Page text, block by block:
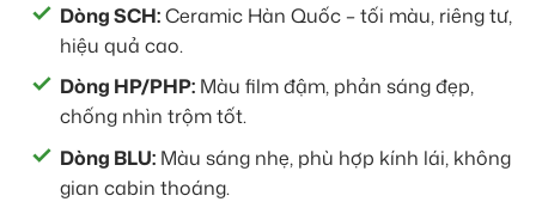
Dòng SCH:Ceramic Hàn Quốc – tối màu, riêng tư,
hiệu quả cao.
Dòng HP/PHP: Màu film đậm, phản sáng đẹp,
chống nhìn trộm tốt.
Dòng BLU: Màu sáng nhẹ, phù hợp kính lái, không
gian cabin thoáng.